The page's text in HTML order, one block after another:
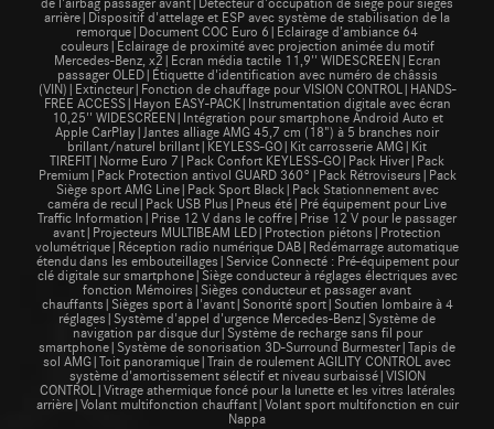
arrière|Dispositif d'attelage et ESP avec système de stabilisation de la
remorque|Document COC Euro 6|Eclairage d’ambiance 64
couleurs|Eclairage de proximité avec projection animée du motif
Mercedes-Benz, x2|Ecran média tactile 11,9'' WIDESCREEN|Ecran
passager OLED|Étiquette d'identification avec numéro de châssis
(VIN)|Extincteur|Fonction de chauffage pour VISION CONTROL|HANDS-
FREE ACCESS|Hayon EASY-PACK|Instrumentation digitale avec écran
10,25'' WIDESCREEN|Intégration pour smartphone Android Auto et
Apple CarPlay|Jantes alliage AMG 45,7 cm (18") à 5 branches noir
brillant/naturel brillant|KEYLESS-GO|Kit carrosserie AMG|Kit
TIREFIT|Norme Euro 7|Pack Confort KEYLESS-GO|Pack Hiver|Pack
Premium|Pack Protection antivol GUARD 360°|Pack Rétroviseurs|Pack
Siège sport AMG Line|Pack Sport Black|Pack Stationnement avec
caméra de recul|Pack USB Plus|Pneus été|Pré équipement pour Live
Traffic Information|Prise 12 V dans le coffre|Prise 12 V pour le passager
avant|Projecteurs MULTIBEAM LED|Protection piétons|Protection
volumétrique|Réception radio numérique DAB|Redémarrage automatique
étendu dans les embouteillages|Service Connecté : Pré-équipement pour
clé digitale sur smartphone|Siège conducteur à réglages électriques avec
fonction Mémoires|Sièges conducteur et passager avant
chauffants|Sièges sport à l'avant|Sonorité sport|Soutien lombaire à 4
réglages|Système d'appel d'urgence Mercedes-Benz|Système de
navigation par disque dur|Système de recharge sans fil pour
smartphone|Système de sonorisation 3D-Surround Burmester|Tapis de
sol AMG|Toit panoramique|Train de roulement AGILITY CONTROL avec
système d'amortissement sélectif et niveau surbaissé|VISION
CONTROL|Vitrage athermique foncé pour la lunette et les vitres latérales
arrière|Volant multifonction chauffant|Volant sport multifonction en cuir
Nappa